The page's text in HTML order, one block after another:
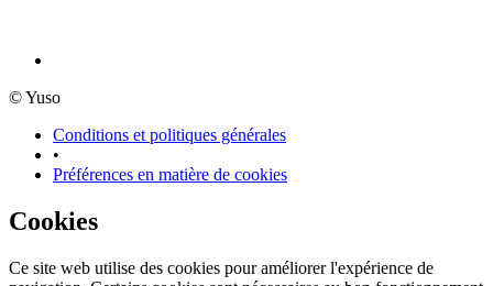
© Yuso
Conditions et politiques générales
•
Préférences en matière de cookies
Cookies
Ce site web utilise des cookies pour améliorer l'expérience de